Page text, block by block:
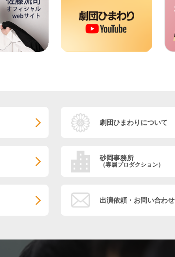
劇団ひまわりについて
砂岡事務所
（専属プロダクション）
出演依頼・お問い合わせ